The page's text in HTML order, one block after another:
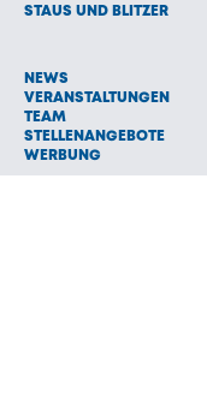
STAUS UND BLITZER
NEWS
VERANSTALTUNGEN
TEAM
STELLENANGEBOTE
WERBUNG